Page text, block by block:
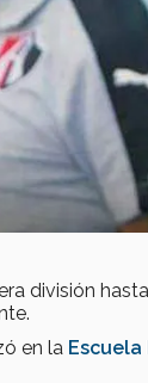
división
en la